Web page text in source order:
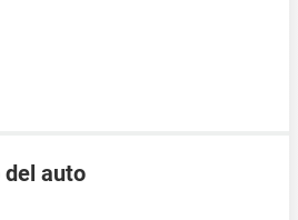
del auto